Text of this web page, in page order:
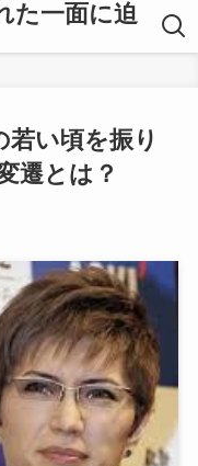
た一面に迫
い頃を振り
遷とは？